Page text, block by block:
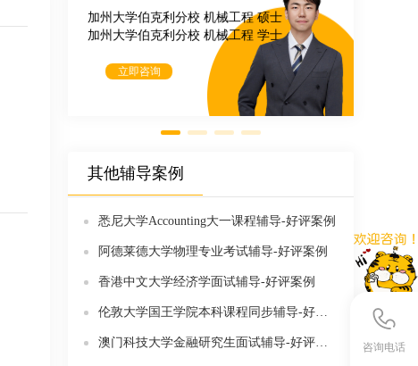
加州大学伯克利分校 机械工程 硕士
加州大学伯克利分校 机械工程 学士
立即咨询
其他辅导案例
悉尼大学Accounting大一课程辅导-好评案例
阿德莱德大学物理专业考试辅导-好评案例
香港中文大学经济学面试辅导-好评案例
伦敦大学国王学院本科课程同步辅导-好评案例
澳门科技大学金融研究生面试辅导-好评案例 咨询电话